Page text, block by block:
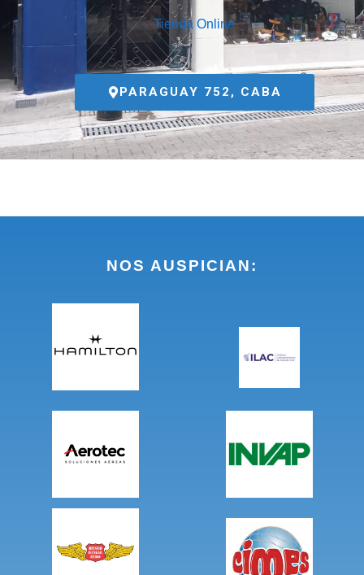
Tienda Online
PARAGUAY 752, CABA
NOS AUSPICIAN: